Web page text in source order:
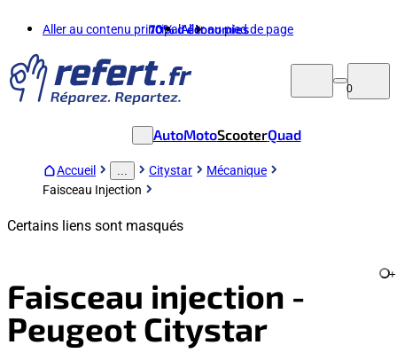
Aller au contenu principalAller au pied de page
70%d'économies
0
AutoMotoScooterQuad
Accueil Citystar
Mécanique
Faisceau Injection
Certains liens sont masqués
Faisceau injection -
Peugeot Citystar
+